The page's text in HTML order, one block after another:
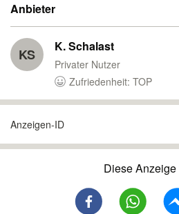
Anbieter
KS K. Schalast
Privater Nutzer
Zufriedenheit: TOP
Anzeigen-ID
Diese Anzeige